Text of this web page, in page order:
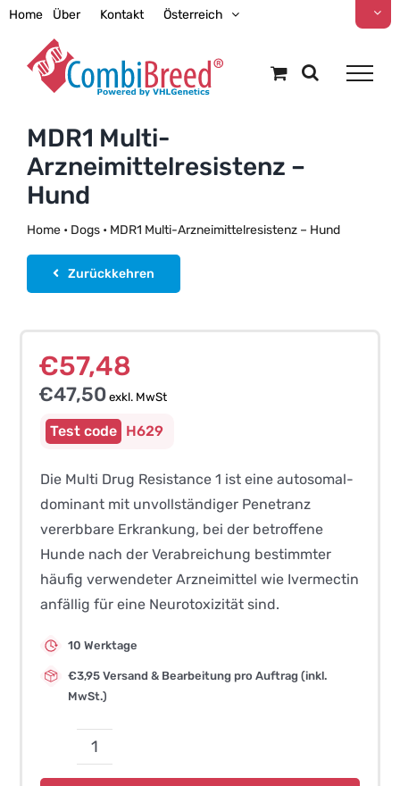
Zum
springen
Home Über Kontakt Österreich
MDR1 Multi-
Arzneimittelresistenz –
Hund
Home• Dogs• MDR1 Multi-Arzneimittelresistenz – Hund
Zurückkehren
€57,48
€47,50exkl. MwSt
H629
Die Multi Drug Resistance 1 ist eine autosomal-
dominant mit unvollständiger Penetranz
vererbbare Erkrankung, bei der betroffene
Hunde nach der Verabreichung bestimmter
häufig verwendeter Arzneimittel wie Ivermectin
anfällig für eine Neurotoxizität sind.
10 Werktage
€3,95 Versand & Bearbeitung pro Auftrag (inkl.
MwSt.)
MDR1
Multi-